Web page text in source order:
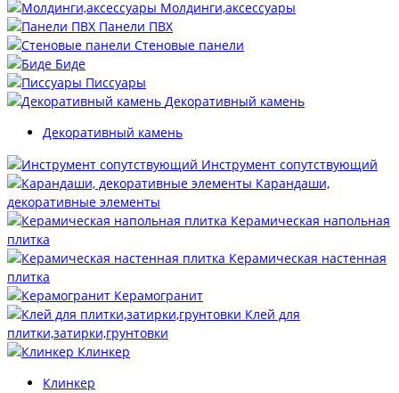
Молдинги,аксессуары
Панели ПВХ
Стеновые панели
Биде
Писсуары
Декоративный камень
Декоративный камень
Инструмент сопутствующий
Карандаши,
декоративные элементы
Керамическая напольная
плитка
Керамическая настенная
плитка
Керамогранит
Клей для
плитки,затирки,грунтовки
Клинкер
Клинкер